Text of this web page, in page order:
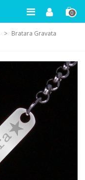
0
> Bratara Gravata